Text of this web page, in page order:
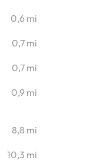
0,6 mi
0,7 mi
0,7 mi
0,9 mi
8,8 mi
10,3 mi